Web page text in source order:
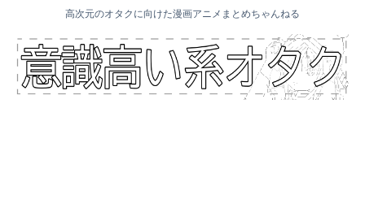
高次元のオタクに向けた漫画アニメまとめちゃんねる